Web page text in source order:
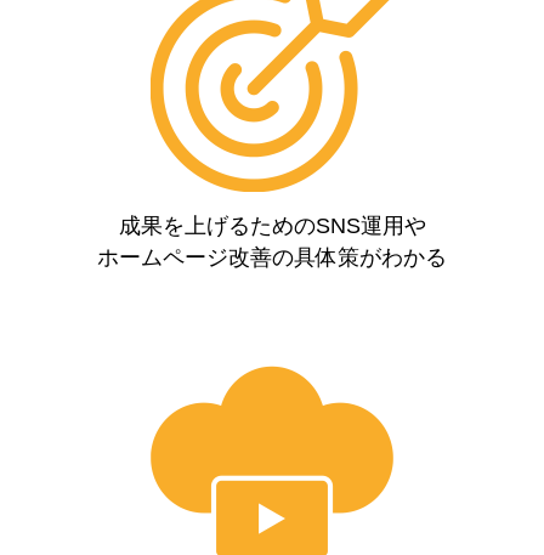
成果を上げるためのSNS運用や
ホームページ改善の具体策がわかる